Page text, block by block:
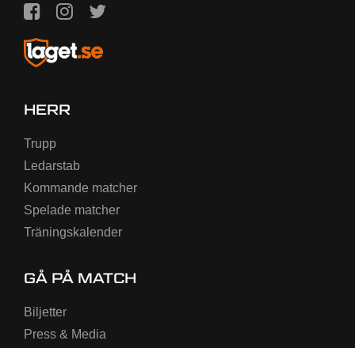
HERR
Trupp
Ledarstab
Kommande matcher
Spelade matcher
Träningskalender
GÅ PÅ MATCH
Biljetter
Press & Media